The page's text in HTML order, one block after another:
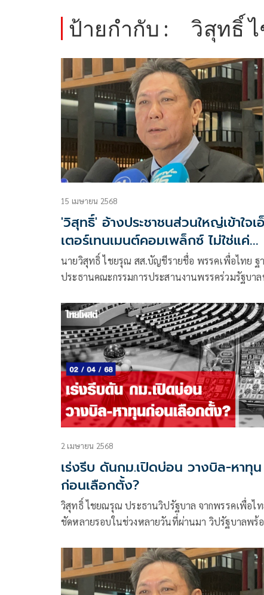
ป้ายกำกับ : วิสุทธิ์
15 เมษายน 2568
'วิสุทธิ์' อ้างประชาชนส่วนใหญ่เข้าใจเ
เตอร์เทนเมนต์คอมเพล็กซ์ ไม่ใช่แค่
กาสิโน
นายวิสุทธิ์ ไชยรุณ สส.บัญชีรายชื่อ พรรคเพื่อไทย ฐ
ประธานคณะกรรมการประสานงานพรรคร่วมรัฐบา
ยกฯ ในฐานะหัวหน้าพรรคเพื่อไทย ระบุให้ สส.ให้ช่
ทำความเข้าใจประชาชนเกี่ยวกับ
2 เมษายน 2568
เร่งรีบ ดันกม.เปิดบ่อน วางบิล-หาทุน
ก่อนเลือกตั้ง?
วิสุทธิ์ ไชยณรุณ ประธานวิปรัฐบาล จากพรรคเพื่อไท
ชัดหลายรอบในช่วงหลายวันที่ผ่านมา วิปรัฐบาลพร้
ครบวงจร (เอนเตอร์เทนเมนต์คอมเพล็กซ์) ที่ให้มีกา
เข้าสู่ระเบียบวาระการประชุมสภาในสัปดาห์หน้า วัน
เม.ย. เพื่อให้ทันสภาเห็นชอบวาระแรกขั้นรับหลักการ